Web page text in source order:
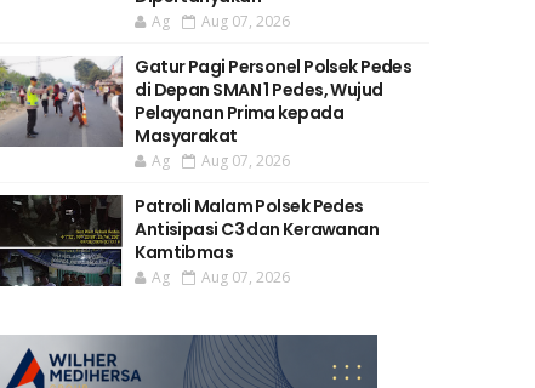
Ag Aug 07, 2026
Gatur Pagi Personel Polsek Pedes
di Depan SMAN 1 Pedes, Wujud
Pelayanan Prima kepada
Masyarakat
Ag Aug 07, 2026
Patroli Malam Polsek Pedes
Antisipasi C3 dan Kerawanan
Kamtibmas
Ag Aug 07, 2026